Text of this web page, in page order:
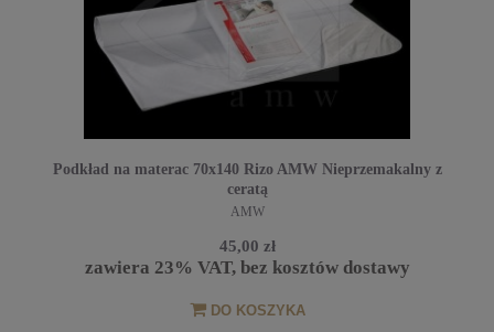
Podkład na materac 70x140 Rizo AMW Nieprzemakalny z
ceratą
AMW
45,00 zł
zawiera 23% VAT, bez kosztów dostawy
DO KOSZYKA